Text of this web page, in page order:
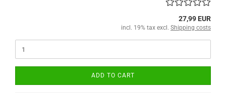
27,99 EUR
incl. 19% tax excl. Shipping costs
ADD TO CART